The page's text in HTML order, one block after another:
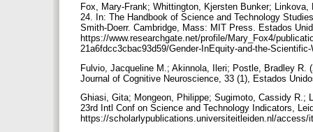
Fox, Mary-Frank; Whittington, Kjersten Bunker;
24. In: The Handbook of Science and Technology
Smith-Doerr. Cambridge, Mass: MIT Press. Estados
https://www.researchgate.net/profile/Mary_Fox4/
21a6fdcc3cbac93d59/Gender-InEquity-and-the-
Fulvio, Jacqueline M.; Akinnola, Ileri; Postle, Bradley R.
Journal of Cognitive Neuroscience, 33 (1), Estados
Ghiasi, Gita; Mongeon, Philippe; Sugimoto, Cassidy R.;
23rd Intl Conf on Science and Technology Indicators,
https://scholarlypublications.universiteitleiden.nl/